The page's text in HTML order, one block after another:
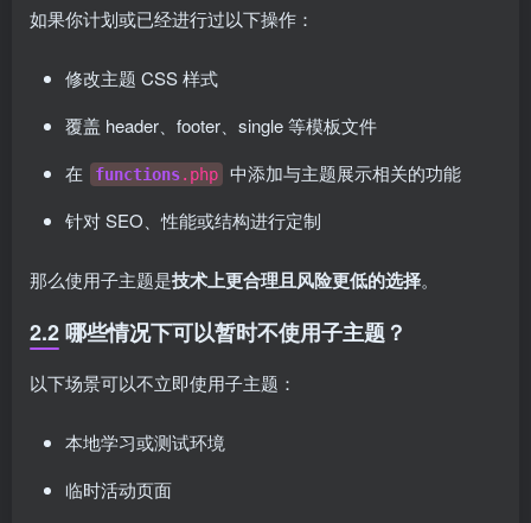
如果你计划或已经进行过以下操作：
修改主题 CSS 样式
覆盖 header、footer、single 等模板文件
在
functions.php
中添加与主题展示相关的功能
针对 SEO、性能或结构进行定制
那么使用子主题是技术上更合理且风险更低的选择。
2.2 哪些情况下可以暂时不使用子主题？
以下场景可以不立即使用子主题：
本地学习或测试环境
临时活动页面